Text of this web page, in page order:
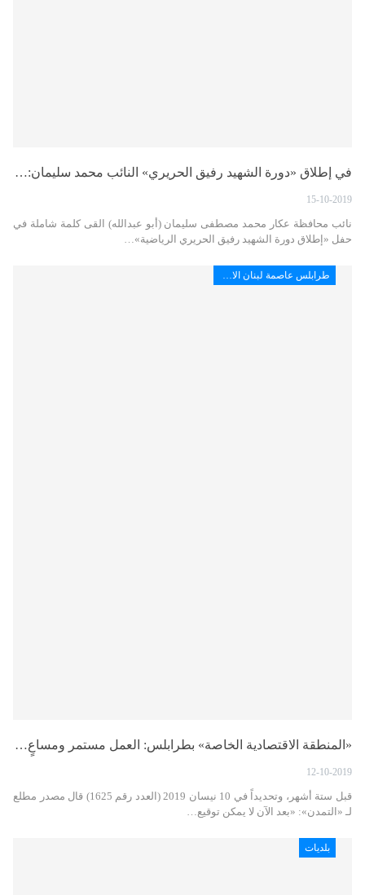
في إطلاق «دورة الشهيد رفيق الحريري» النائب محمد سليمان:…
15-10-2019
نائب محافظة عكار محمد مصطفى سليمان (أبو عبدالله) القى كلمة شاملة في
حفل «إطلاق دورة الشهيد رفيق الحريري الرياضية»…
طرابلس عاصمة لبنان الاقتصادية
«المنطقة الاقتصادية الخاصة» بطرابلس: العمل مستمر ومساعٍ…
12-10-2019
قبل ستة أشهر، وتحديداً في 10 نيسان 2019 (العدد رقم 1625) قال مصدر مطلع
لـ «التمدن»: «بعد الآن لا يمكن توقيع…
بلديات